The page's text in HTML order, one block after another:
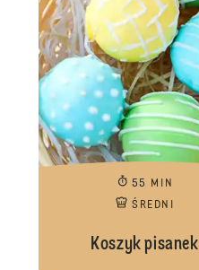
55 MIN
ŚREDNI
Koszyk pisanek